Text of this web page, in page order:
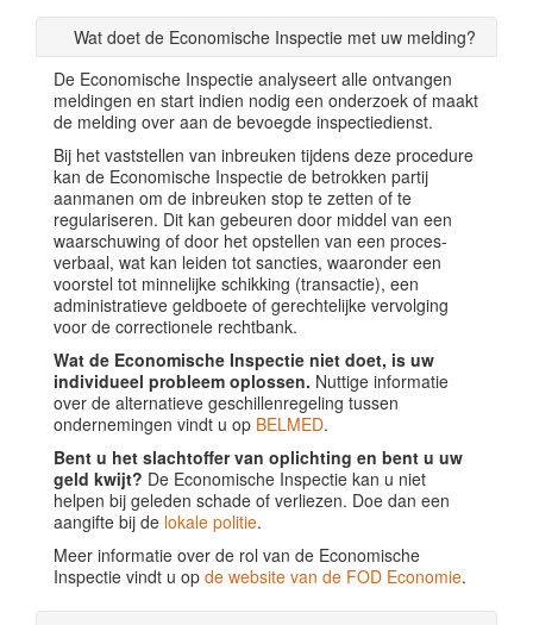
Wat doet de Economische Inspectie met uw melding?
De Economische Inspectie analyseert alle ontvangen
meldingen en start indien nodig een onderzoek of maakt
de melding over aan de bevoegde inspectiedienst.
Bij het vaststellen van inbreuken tijdens deze procedure
kan de Economische Inspectie de betrokken partij
aanmanen om de inbreuken stop te zetten of te
regulariseren. Dit kan gebeuren door middel van een
waarschuwing of door het opstellen van een proces-
verbaal, wat kan leiden tot sancties, waaronder een
voorstel tot minnelijke schikking (transactie), een
administratieve geldboete of gerechtelijke vervolging
voor de correctionele rechtbank.
Wat de Economische Inspectie niet doet, is uw
individueel probleem oplossen. Nuttige informatie
over de alternatieve geschillenregeling tussen
ondernemingen vindt u op BELMED.
Bent u het slachtoffer van oplichting en bent u uw
geld kwijt? De Economische Inspectie kan u niet
helpen bij geleden schade of verliezen. Doe dan een
aangifte bij de lokale politie.
Meer informatie over de rol van de Economische
Inspectie vindt u op de website van de FOD Economie.